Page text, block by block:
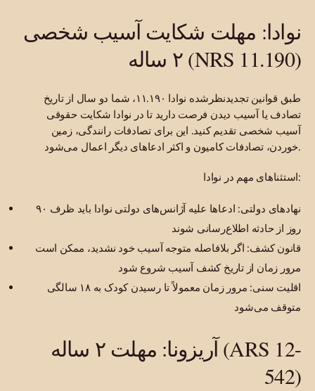
نوادا: مهلت شکایت آسیب شخصی
۲ ساله (NRS 11.190)
طبق قوانین تجدیدنظرشده نوادا ۱۱.۱۹۰، شما دو سال از تاریخ
تصادف یا آسیب دیدن فرصت دارید تا در نوادا شکایت حقوقی
آسیب شخصی تقدیم کنید. این برای تصادفات رانندگی، زمین
خوردن، تصادفات کامیون و اکثر ادعاهای دیگر اعمال می‌شود.
استثناهای مهم در نوادا:
نهادهای دولتی: ادعاها علیه آژانس‌های دولتی نوادا باید ظرف ۹۰
روز از حادثه اطلاع‌رسانی شوند
قانون کشف: اگر بلافاصله متوجه آسیب خود نشدید، ممکن است
مرور زمان از تاریخ کشف آسیب شروع شود
اقلیت سنی: مرور زمان معمولاً تا رسیدن کودک به ۱۸ سالگی
متوقف می‌شود
آریزونا: مهلت ۲ ساله (ARS 12-
542)